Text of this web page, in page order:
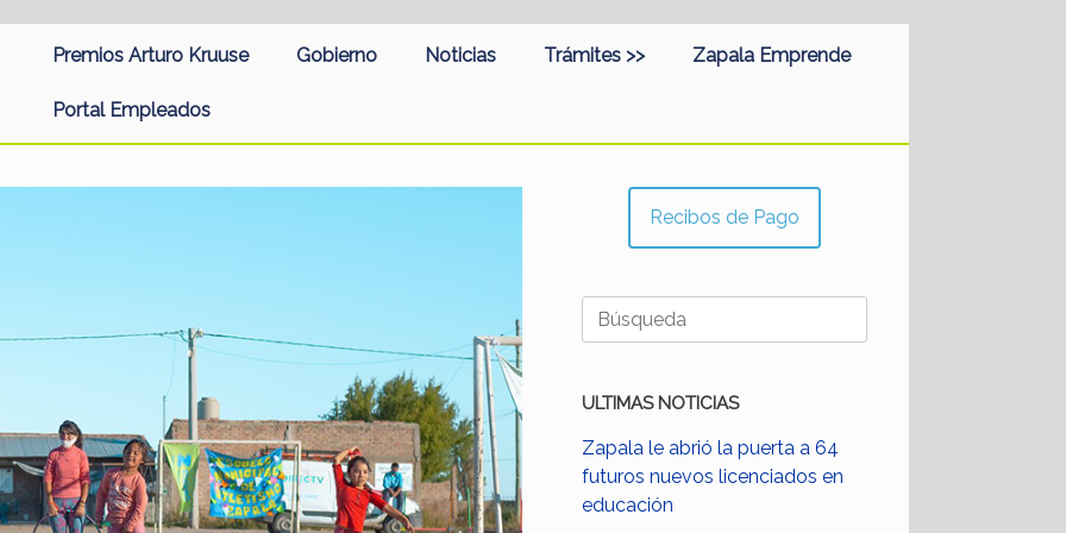
Premios Arturo Kruuse Gobierno Noticias Trámites >> Zapala Emprende
Portal Empleados
Recibos de Pago
Buscar:
ULTIMAS NOTICIAS
Zapala le abrió la puerta a 64
futuros nuevos licenciados en
educación